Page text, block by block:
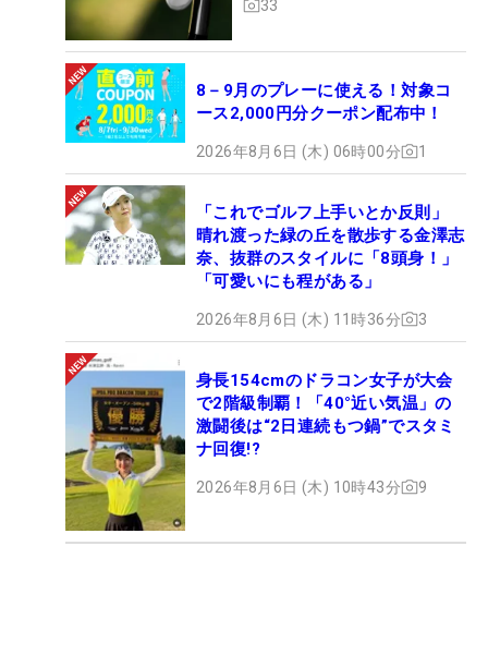
33
8－9月のプレーに使える！対象コ
ース2,000円分クーポン配布中！
2026年8月6日 (木) 06時00分 1
「これでゴルフ上手いとか反則」
晴れ渡った緑の丘を散歩する金澤志
奈、抜群のスタイルに「8頭身！」
「可愛いにも程がある」
2026年8月6日 (木) 11時36分 3
身長154cmのドラコン女子が大会
で2階級制覇！「40°近い気温」の
激闘後は“2日連続もつ鍋”でスタミ
ナ回復!?
2026年8月6日 (木) 10時43分 9